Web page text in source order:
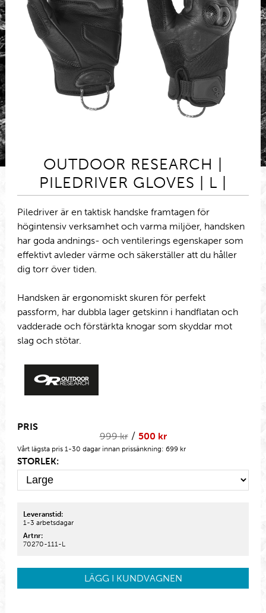
OUTDOOR RESEARCH |
PILEDRIVER GLOVES | L |
Piledriver är en taktisk handske framtagen för
högintensiv verksamhet och varma miljöer, handsken
har goda andnings- och ventilerings egenskaper som
effektivt avleder värme och säkerställer att du håller
dig torr över tiden.
Handsken är ergonomiskt skuren för perfekt
passform, har dubbla lager getskinn i handflatan och
vadderade och förstärkta knogar som skyddar mot
slag och stötar.
PRIS
999kr/ 500kr
Vårt lägsta pris 1-30 dagar innan prissänkning: 699 kr
STORLEK:
Leveranstid:
1-3 arbetsdagar
Artnr:
70270-111-L
LÄGG I KUNDVAGNEN